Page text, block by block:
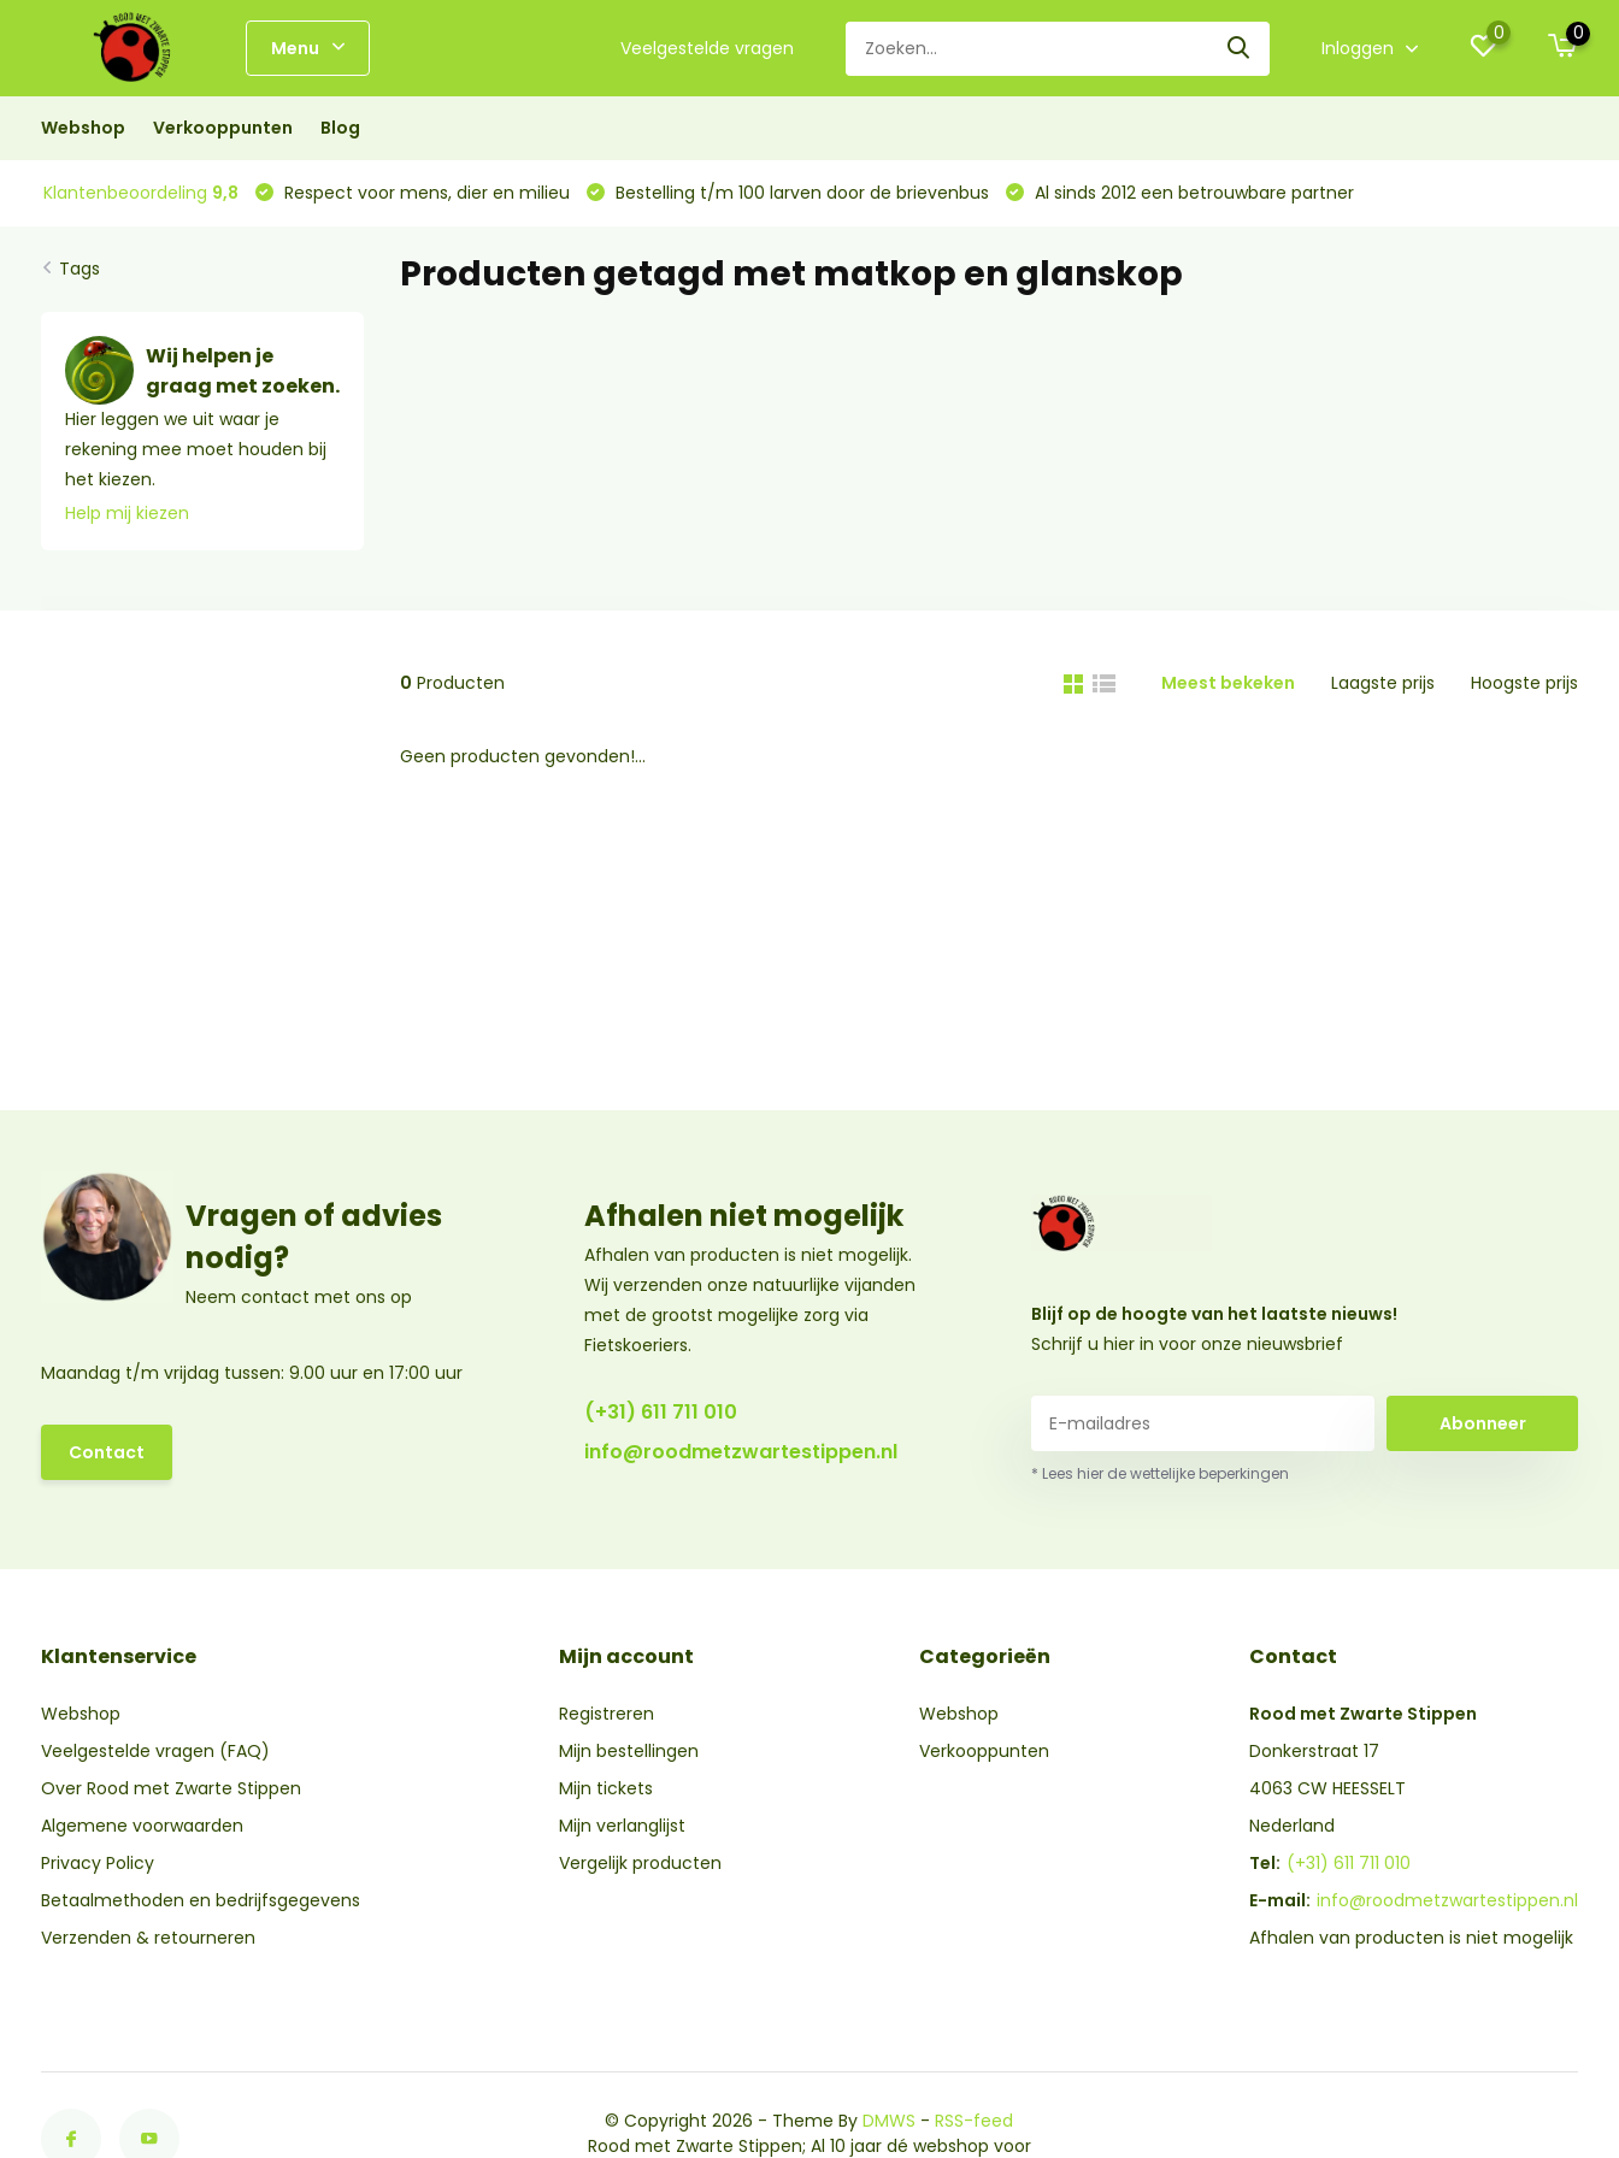
Menu Veelgestelde vragen Inloggen
0 0
Webshop Verkooppunten Blog
Klantenbeoordeling 9,8 Respect voor mens, dier en milieu Bestelling t/m 100 larven door de brievenbus Al sinds 2012 een betrouwbare partner
Tags
Wij helpen je
graag met zoeken.
Hier leggen we uit waar je
rekening mee moet houden bij
het kiezen.
Help mij kiezen
Producten getagd met matkop en glanskop
0 Producten Meest bekeken Laagste prijs Hoogste prijs
Geen producten gevonden!...
Vragen of advies
nodig?
Neem contact met ons op
Maandag t/m vrijdag tussen: 9.00 uur en 17:00 uur
Contact
Afhalen niet mogelijk
Afhalen van producten is niet mogelijk.
Wij verzenden onze natuurlijke vijanden
met de grootst mogelijke zorg via
Fietskoeriers.
(+31) 611 711 010
info@roodmetzwartestippen.nl
Blijf op de hoogte van het laatste nieuws!
Schrijf u hier in voor onze nieuwsbrief
Abonneer
* Lees hier de wettelijke beperkingen
Klantenservice
Webshop
Veelgestelde vragen (FAQ)
Over Rood met Zwarte Stippen
Algemene voorwaarden
Privacy Policy
Betaalmethoden en bedrijfsgegevens
Verzenden & retourneren
Mijn account
Registreren
Mijn bestellingen
Mijn tickets
Mijn verlanglijst
Vergelijk producten
Categorieën
Webshop
Verkooppunten
Contact
Rood met Zwarte Stippen
Donkerstraat 17
4063 CW HEESSELT
Nederland
Tel: (+31) 611 711 010
E-mail: info@roodmetzwartestippen.nl
Afhalen van producten is niet mogelijk
© Copyright 2026 - Theme ByDMWS -RSS-feed
Rood met Zwarte Stippen; Al 10 jaar dé webshop voor